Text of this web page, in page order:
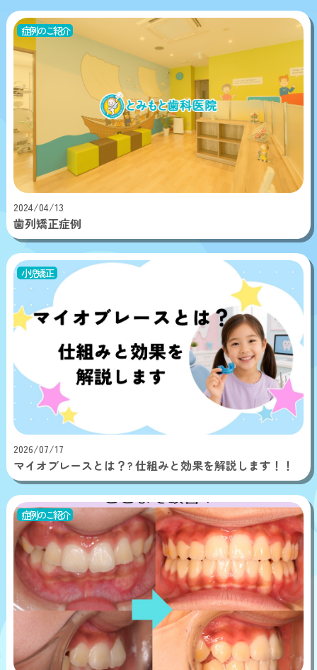
症例のご紹介
2024/04/13
歯列矯正症例
小児矯正
2026/07/17
マイオブレースとは？? 仕組みと効果を解説します！！
症例のご紹介